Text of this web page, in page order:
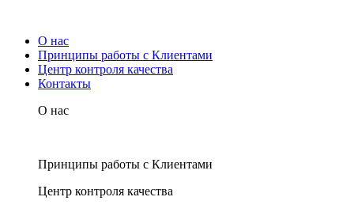
О нас
Принципы работы с Клиентами
Центр контроля качества
Контакты
О нас
Принципы работы с Клиентами
Центр контроля качества